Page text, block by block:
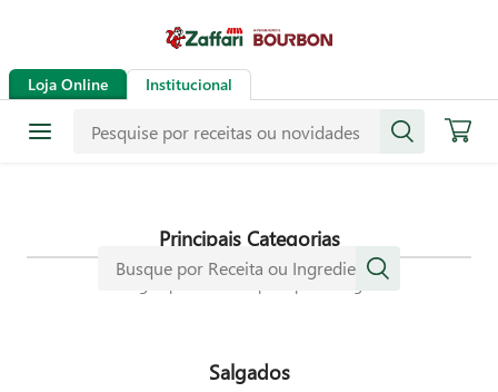
Loja Online Institucional
Receitas
Mais de mil receitas
Principais Categorias
Navegue pelas nossas principais categorias
Salgados